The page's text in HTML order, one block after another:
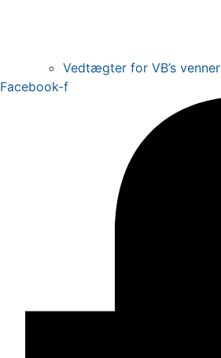
Vedtægter for VB’s venner
Facebook-f